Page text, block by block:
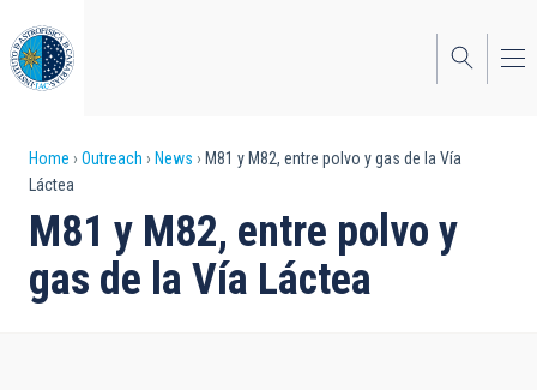
to
main
content
Breadcrumb
Home Outreach News
M81 y M82, entre polvo y gas de la Vía
Láctea
M81 y M82, entre polvo y
gas de la Vía Láctea